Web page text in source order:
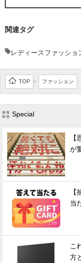
関連タグ
レディースファッショ
TOP > ファッション
Special
が
当
こ
方